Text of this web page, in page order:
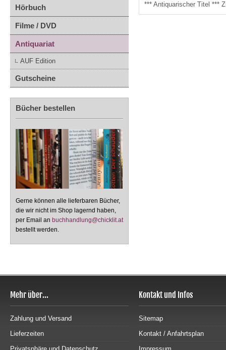
Hörbuch
Filme / DVD
Antiquariat
AUF Edition
Gutscheine
Bücher bestellen
Gerne können alle lieferbaren Bücher,
die wir nicht im Shop lagernd haben,
per Email an buchhandlung@chicklit.at
bestellt werden.
*** Antiquarischer Titel ***
Mehr über...
Zahlung und Versand
Lieferzeiten
Kontakt und Infos
Sitemap
Kontakt / Anfahrtsplan